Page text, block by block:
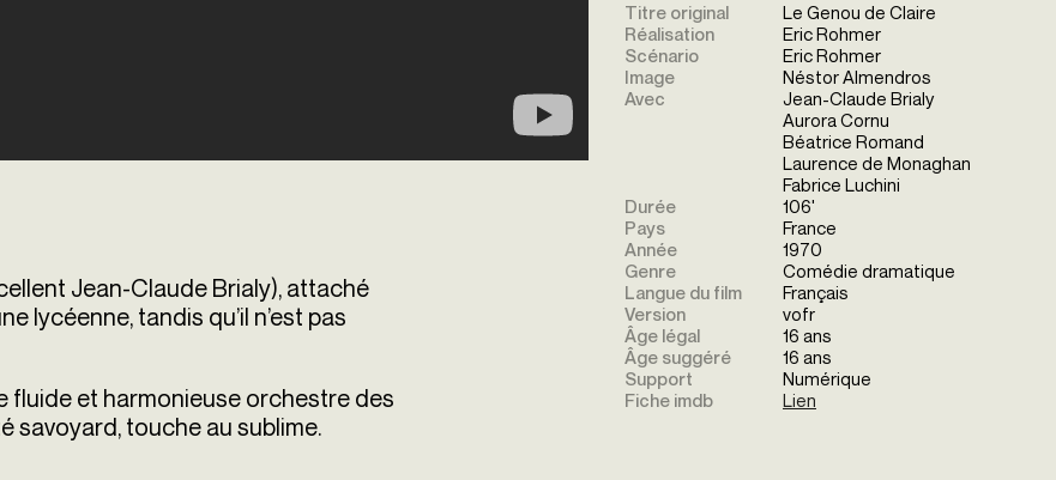
Jean-Claude Brialy), attaché
lycéenne, tandis qu’il n’est pas
fluide et harmonieuse orchestre des
savoyard, touche au sublime.
Titre original
Le Genou de Claire
Réalisation
Eric Rohmer
Scénario
Eric Rohmer
Image
Néstor Almendros
Avec
Jean-Claude Brialy
Aurora Cornu
Béatrice Romand
Laurence de Monaghan
Fabrice Luchini
Durée
106'
Pays
France
Année
1970
Genre
Comédie dramatique
Langue du film
Français
Version
vofr
Âge légal
16 ans
Âge suggéré
16 ans
Support
Numérique
Fiche imdb
Lien